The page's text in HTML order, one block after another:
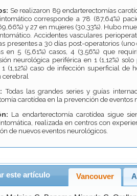
Se realizaron 89 endarterectomías
corresponde a 78 (87,64%)
y 27 en mujeres (30,33%). Hubo
Accidentes vasculares
presentes a 30 días post-operatorios
en 5 (5,61%) casos, 4 (3,56%) que
neurológica periférica en 1 (1,12%)
(1,12%) caso de infección superficial de
cerebral
Todas las grandes series y guías
carotídea en la prevención de eventos
La endarterectomía carotídea sigue
realizada en centros con
de nuevos eventos neurológicos.
este artículo Vancouver